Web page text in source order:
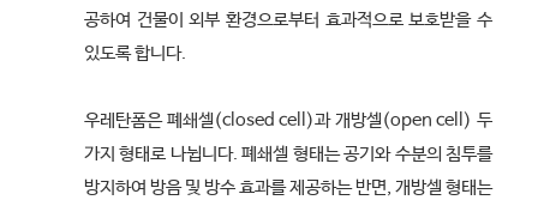
공하여 건물이 외부 환경으로부터 효과적으로 보호받을 수
있도록 합니다.
우레탄폼은 폐쇄셀(closed cell)과 개방셀(open cell) 두
가지 형태로 나뉩니다. 폐쇄셀 형태는 공기와 수분의 침투를
방지하여 방음 및 방수 효과를 제공하는 반면, 개방셀 형태는